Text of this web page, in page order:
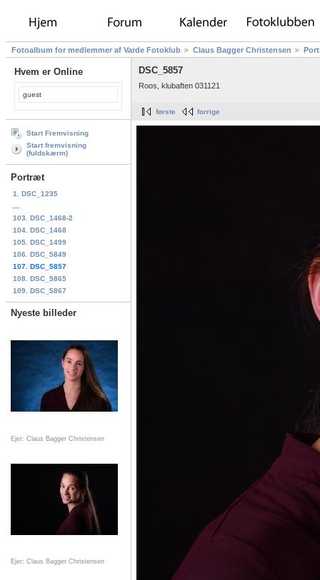
Fotoalbum for medlemmer af Varde Fotoklub Claus Bagger Christensen
Hvem er Online
guest
Start Fremvisning
Start fremvisning
(fuldskærm)
Portræt
1. DSC_1235
103. DSC_1468-2
104. DSC_1468
105. DSC_1499
106. DSC_5849
107. DSC_5857
108. DSC_5865
109. DSC_5867
Nyeste billeder
Ejer: Claus Bagger Christensen
Ejer: Claus Bagger Christensen
DSC_5857
Roos, klubaften 031121
første forrige